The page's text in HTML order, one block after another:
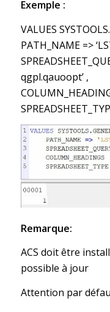
Exemple :
VALUES
PATH_NAME =>
qgpl.qauoopt’ ,
Remarque:
ACS doit être
possible à jour
Attention par